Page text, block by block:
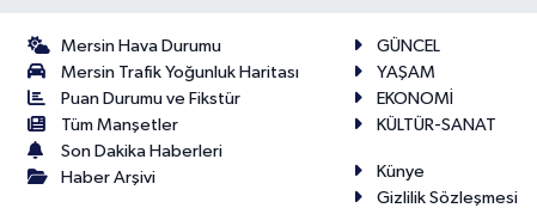
Mersin Hava Durumu
Mersin Trafik Yoğunluk Haritası
Puan Durumu ve Fikstür
Tüm Manşetler
Son Dakika Haberleri
Haber Arşivi
GÜNCEL
YAŞAM
EKONOMİ
KÜLTÜR-SANAT
Künye
Gizlilik Sözleşmesi